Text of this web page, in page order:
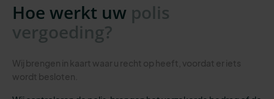
Hoe werkt uw polis
vergoeding?
Wij brengen in kaart waar u recht op heeft, voordat er iets
wordt besloten.